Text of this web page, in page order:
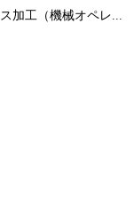
加工（機械オペレ...